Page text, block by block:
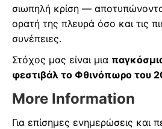
σιωπηλή κρίση —
ορατή της πλευρά όσο και τις
συνέπειες.
Στόχος μας είναι μια
φεστιβάλ το Φθινόπωρο του
More Information
Για επίσημες ενημερώσεις και